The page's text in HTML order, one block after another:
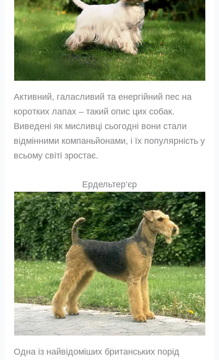
Активний, галасливий та енергійний пес на
коротких лапах – такий опис цих собак.
Виведені як мисливці сьогодні вони стали
відмінними компаньйонами, і їх популярність у
всьому світі зростає.
Ердельтер’єр
Одна із найвідоміших британських порід